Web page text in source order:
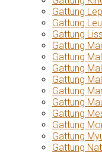
Gattung
Gattung
Gattung
Gattung
Gattung
Gattung
Gattung
Gattung
Gattung
Gattung
Gattung
Gattung
Gattung